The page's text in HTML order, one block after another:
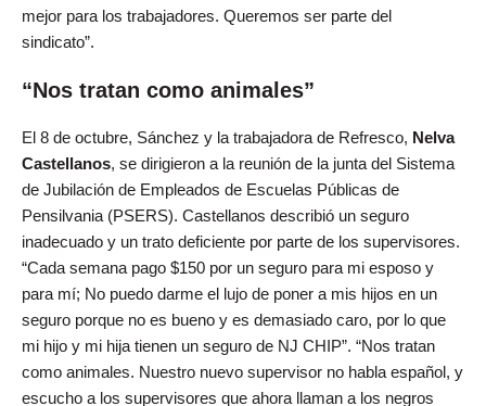
mejor para los trabajadores. Queremos ser parte del
sindicato”.
“Nos tratan como animales”
El 8 de octubre, Sánchez y la trabajadora de Refresco, Nelva
Castellanos, se dirigieron a la reunión de la junta del Sistema
de Jubilación de Empleados de Escuelas Públicas de
Pensilvania (PSERS). Castellanos describió un seguro
inadecuado y un trato deficiente por parte de los supervisores.
“Cada semana pago $150 por un seguro para mi esposo y
para mí; No puedo darme el lujo de poner a mis hijos en un
seguro porque no es bueno y es demasiado caro, por lo que
mi hijo y mi hija tienen un seguro de NJ CHIP”. “Nos tratan
como animales. Nuestro nuevo supervisor no habla español, y
escucho a los supervisores que ahora llaman a los negros